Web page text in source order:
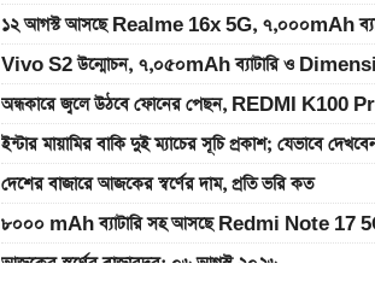
১২ আগস্ট আসছে Realme 16x 5G, ৭,০০০mAh
Vivo S2 উন্মোচন, ৭,০৫০mAh ব্যাটারি ও
অন্ধকারে জ্বলে উঠবে ফোনের পেছন, REDMI K100
ইন্টার মায়ামির বাকি দুই ম্যাচের সূচি প্রকাশ; যেভাবে
দেশের বাজারে আজকের স্বর্ণের দাম, প্রতি ভরি কত
৮০০০ mAh ব্যাটারি সহ আসছে Redmi Note 17
আজকের স্বর্ণের বাজারদর: ০৬ আগস্ট ২০২৬